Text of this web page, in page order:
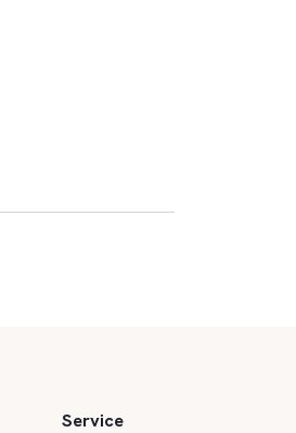
Service